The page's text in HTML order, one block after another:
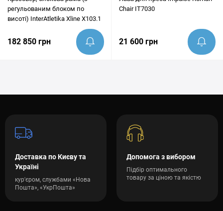
регульованим блоком по
висоті) InterAtletika Xline X103.1
182 850 грн
Chair IT7030
21 600 грн
Доставка по Києву та
Україні
кур'єром, службами «Нова
Пошта», «УкрПошта»
Допомога з вибором
Підбір оптимального
товару за ціною та якістю